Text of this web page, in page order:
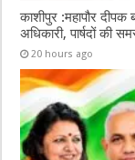
काशीपुर :महापौर
अधिकारी, पार्षदों की
20 hours ago